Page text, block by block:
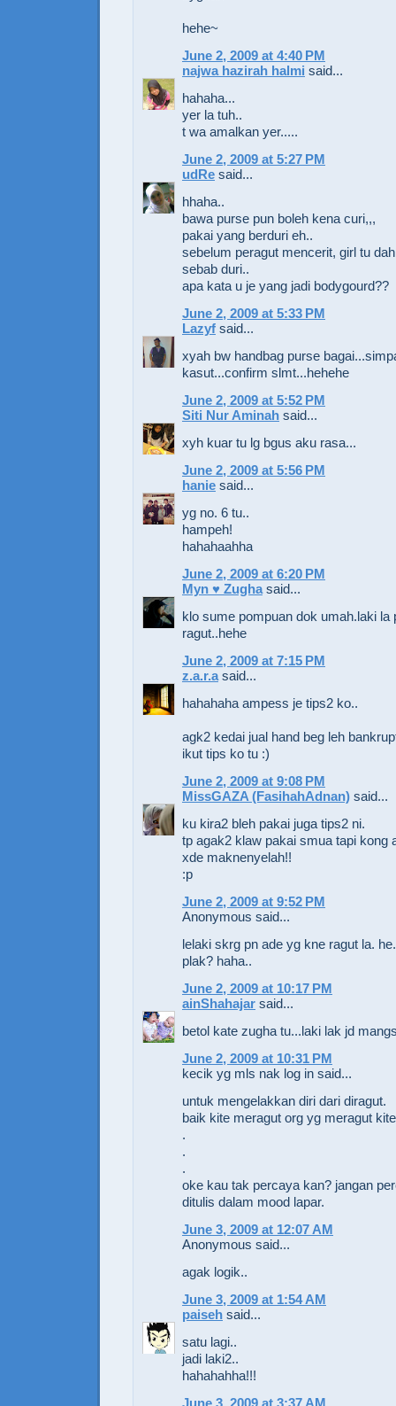
hehe~
June 2, 2009 at 4:40 PM
najwa hazirah halmi said...
hahaha...
yer la tuh..
t wa amalkan yer.....
June 2, 2009 at 5:27 PM
udRe said...
hhaha..
bawa purse pun boleh kena curi,,,
pakai yang berduri eh..
sebelum peragut mencerit, girl tu
sebab duri..
apa kata u je yang jadi bodygourd??
June 2, 2009 at 5:33 PM
Lazyf said...
xyah bw handbag purse
kasut...confirm slmt...hehehe
June 2, 2009 at 5:52 PM
Siti Nur Aminah said...
xyh kuar tu lg bgus aku rasa...
June 2, 2009 at 5:56 PM
hanie said...
yg no. 6 tu..
hampeh!
hahahaahha
June 2, 2009 at 6:20 PM
Myn ♥ Zughasaid...
klo sume pompuan dok umah.laki la
ragut..hehe
June 2, 2009 at 7:15 PM
z.a.r.asaid...
hahahaha ampess je tips2 ko..
agk2 kedai jual hand beg leh
ikut tips ko tu :)
June 2, 2009 at 9:08 PM
MissGAZA (FasihahAdnan) said...
ku kira2 bleh pakai juga tips2 ni.
tp agak2 klaw pakai smua tapi kong
xde maknenyelah!!
:p
June 2, 2009 at 9:52 PM
Anonymous said...
lelaki skrg pn ade yg kne ragut la.
plak? haha..
June 2, 2009 at 10:17 PM
ainShahajar said...
betol kate zugha tu...laki lak jd
June 2, 2009 at 10:31 PM
kecik yg mls nak log in said...
untuk mengelakkan diri dari diragut.
baik kite meragut org yg meragut
.
.
.
oke kau tak percaya kan? jangan
ditulis dalam mood lapar.
June 3, 2009 at 12:07 AM
Anonymous said...
agak logik..
June 3, 2009 at 1:54 AM
paiseh said...
satu lagi..
jadi laki2..
hahahahha!!!